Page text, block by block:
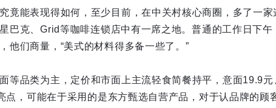
竟能表现得如何，至少目前，在中关村核心商圈，多了一家
巴克、Grid等咖啡连锁店中有一席之地。普通的工作日下午
他们商量，“美式的材料得多备一些了。”
等品类为主，定价和市面上主流轻食简餐持平，意面19.9
点，可能在于采用的是东方甄选自营产品，对于认品牌的顾